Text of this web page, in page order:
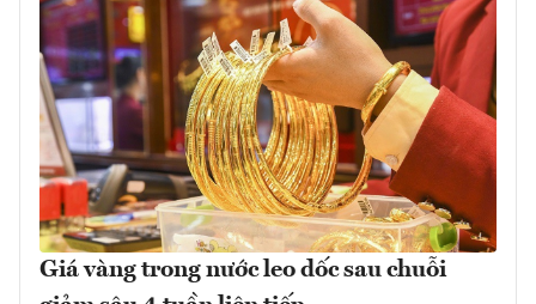
Giá vàng trong nước leo dốc sau chuỗi